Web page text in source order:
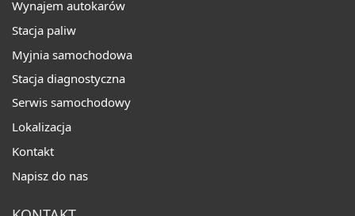
Wynajem autokarów
Stacja paliw
Myjnia samochodowa
Stacja diagnostyczna
Serwis samochodowy
Lokalizacja
Kontakt
Napisz do nas